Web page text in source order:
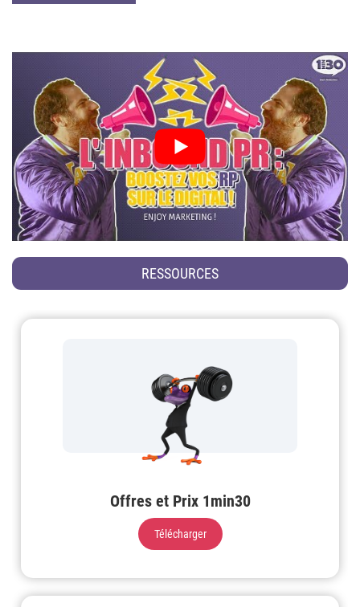
RESSOURCES
Offres et Prix 1min30
Télécharger